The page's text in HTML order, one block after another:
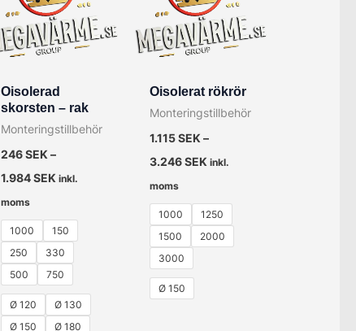
Oisolerad
skorsten – rak
Monteringstillbehör
246SEK –
1.984SEK inkl.
moms
1000
150
250
330
500
750
Ø 120
Ø 130
Ø 150
Ø 180
Oisolerat rökrör
Monteringstillbehör
1.115SEK –
3.246SEK inkl.
moms
1000
1250
1500
2000
3000
Ø 150